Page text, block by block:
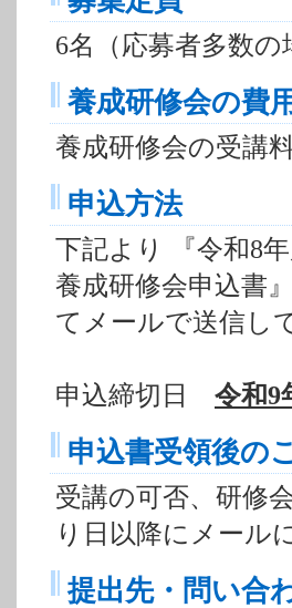
6名（応募者多数の
養成研修会の費
養成研修会の受講
申込方法
下記より 『令和8
養成研修会申込書
てメールで送信し
申込締切日 令和9
申込書受領後の
受講の可否、研修
り日以降にメール
提出先・問い合